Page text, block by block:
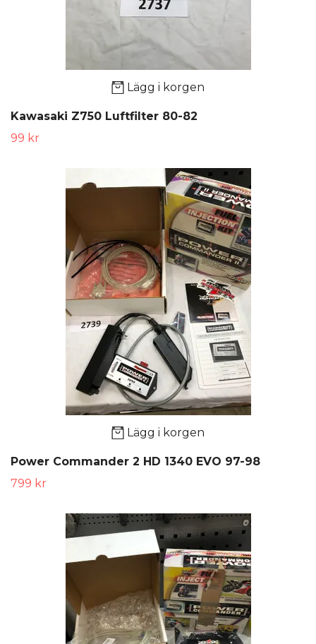
Lägg i korgen
Kawasaki Z750 Luftfilter 80-82
99 kr
Lägg i korgen
Power Commander 2 HD 1340 EVO 97-98
799 kr